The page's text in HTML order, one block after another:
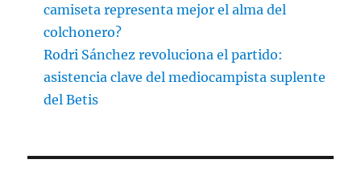
camiseta representa mejor el alma del
colchonero?
Rodri Sánchez revoluciona el partido:
asistencia clave del mediocampista suplente
del Betis